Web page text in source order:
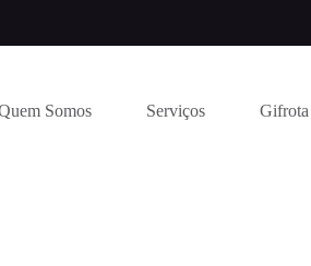
Somos Serviços Gifrota